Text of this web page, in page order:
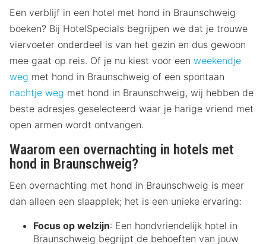
Een verblijf in een hotel met hond in Braunschweig
boeken? Bij HotelSpecials begrijpen we dat je trouwe
viervoeter onderdeel is van het gezin en dus gewoon
mee gaat op reis. Of je nu kiest voor een weekendje
weg met hond in Braunschweig of een spontaan
nachtje weg met hond in Braunschweig, wij hebben de
beste adresjes geselecteerd waar je harige vriend met
open armen wordt ontvangen.
Waarom een overnachting in hotels met
hond in Braunschweig?
Een overnachting met hond in Braunschweig is meer
dan alleen een slaapplek; het is een unieke ervaring:
Focus op welzijn: Een hondvriendelijk hotel in
Braunschweig begrijpt de behoeften van jouw